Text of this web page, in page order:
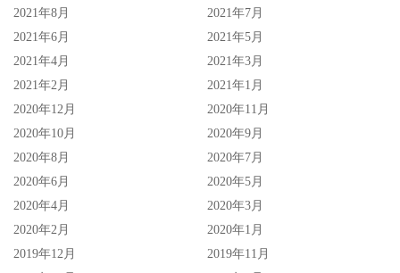
2021年8月
2021年7月
2021年6月
2021年5月
2021年4月
2021年3月
2021年2月
2021年1月
2020年12月
2020年11月
2020年10月
2020年9月
2020年8月
2020年7月
2020年6月
2020年5月
2020年4月
2020年3月
2020年2月
2020年1月
2019年12月
2019年11月